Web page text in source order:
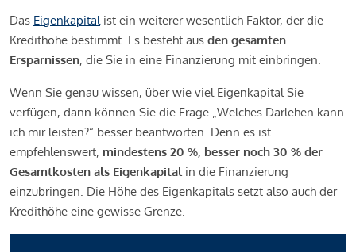
Das Eigenkapitalist ein weiterer wesentlich Faktor, der die
Kredithöhe bestimmt. Es besteht aus den gesamten
Ersparnissen, die Sie in eine Finanzierung mit einbringen.
Wenn Sie genau wissen, über wie viel Eigenkapital Sie
verfügen, dann können Sie die Frage „Welches Darlehen kann
ich mir leisten?“ besser beantworten. Denn es ist
empfehlenswert, mindestens 20 %, besser noch 30 % der
Gesamtkosten als Eigenkapital in die Finanzierung
einzubringen. Die Höhe des Eigenkapitals setzt also auch der
Kredithöhe eine gewisse Grenze.